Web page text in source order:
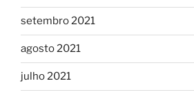
setembro 2021
agosto 2021
julho 2021